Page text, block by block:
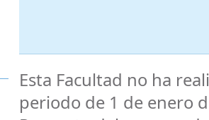
Esta Facultad no ha
periodo de 1 de enero